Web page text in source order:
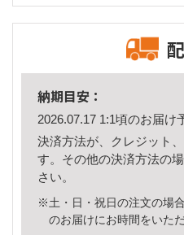
納期目安：
2026.07.17 1:1頃のお届け
決済方法が、クレジット
す。その他の決済方法の
さい。
※土・日・祝日の注文の場
のお届けにお時間をいた